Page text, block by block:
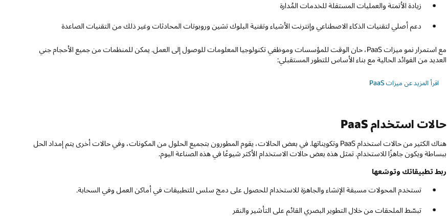
زيادة الأتمتة والعمليات المستقلة للخدمات المُدارة
دعم أصلي لتقنيات الذكاء الاصطناعي وإنترنت الأشياء وتقنية البلوك تشين وروبوتات المحادثات وغير ذلك من التقنيات الصاعدة
مع استمرار نمو ميزات PaaS، حان الوقت للمؤسسات وموظفي تكنولوجيا المعلومات للوصول إلى العمل. يمكن للمنظمات من جميع الأحجام جني
العديد من الفوائد الحالية مع بناء الأساس للتطور المستقبلي:
اقرأ المزيد عن ميزات PaaS
حالات استخدام PaaS
هناك الكثير من حالات استخدام PaaS وتكويناتها. في بعض الحالات، يقوم المطورون بتجميع الحلول من المكونات، وفي حالات أخرى يتم إمداد الحل
ببساطة ويكون جاهزًا للاستخدام. تمثل هذه بعض حالات الاستخدام الأكثر شيوعًا في هذه الصناعة اليوم.
ربط تطبيقاتك وتوسّعها
تستخدم المحولات مسبقة الإنشاء والجاهزة للاستخدام للحصول على دمج سلس للتطبيقات في أماكن العمل وفي السحابة.
تبسّط الملحقات من خلال التطوير البصري القائم على التأشير والنقر